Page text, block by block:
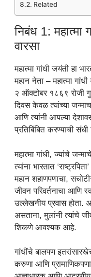
Related
निबंध 1: महात्मा
वारसा
महात्मा गांधी जयंती हा
महान नेता – महात्मा
२ ऑक्टोबर १८६९ रोजी
दिवस केवळ त्यांच्या
आणि त्यांनी आपल्या
प्रतिबिंबित करण्याची
महात्मा गांधी, ज्यांचे
त्यांना भारतात
महान शहाणपणाचा,
जीवन परिवर्तनाचा आणि
उल्लेखनीय प्रवास होता.
असताना, मुलांनी त्यांचे
शिकणे आवश्यक आहे.
गांधींचे बालपण
करुणा आणि